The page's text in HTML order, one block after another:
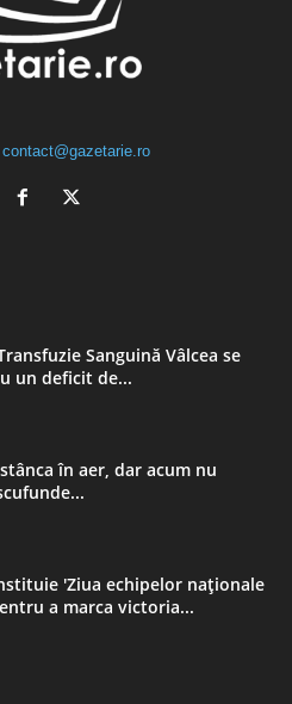
contact@gazetarie.ro
Sanguină Vâlcea se
un deficit de...
în aer, dar acum nu
'Ziua echipelor naţionale
a marca victoria...